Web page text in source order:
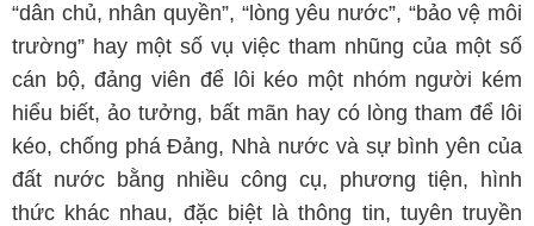
“dân chủ, nhân quyền”, “lòng yêu nước”, “bảo vệ môi
trường” hay một số vụ việc tham nhũng của một số
cán bộ, đảng viên để lôi kéo một nhóm người kém
hiểu biết, ảo tưởng, bất mãn hay có lòng tham để lôi
kéo, chống phá Đảng, Nhà nước và sự bình yên của
đất nước bằng nhiều công cụ, phương tiện, hình
thức khác nhau, đặc biệt là thông tin, tuyên truyền